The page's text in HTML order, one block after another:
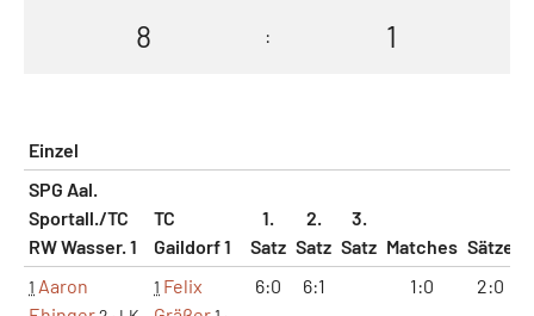
8 : 1
Einzel
SPG Aal.
Sportall./TC
RW Wasser. 1
TC
Gaildorf 1
1.
Satz
2.
Satz
3.
Satz Matches Sätze
1 Aaron
1 Felix
6:0 6:1 1:0 2:0